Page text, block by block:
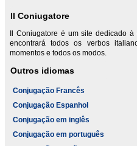
Il Coniugatore
Il Coniugatore é um site dedicado
encontrará todos os verbos
momentos e todos os modos.
Outros idiomas
Conjugação Francês
Conjugação Espanhol
Conjugação em inglês
Conjugação em português